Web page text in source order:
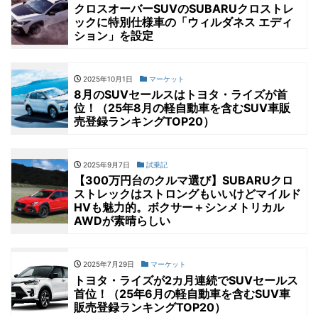
クロスオーバーSUVのSUBARUクロストレ
ックに特別仕様車の「ウィルダネス エディ
ション」を設定
2025年10月1日 マーケット
8月のSUVセールスはトヨタ・ライズが首
位！（25年8月の軽自動車を含むSUV車販
売登録ランキングTOP20）
2025年9月7日 試乗記
【300万円台のクルマ選び】SUBARUクロ
ストレックはストロングもいいけどマイルド
HVも魅力的。ボクサー＋シンメトリカル
AWDが素晴らしい
2025年7月29日 マーケット
トヨタ・ライズが2カ月連続でSUVセールス
首位！（25年6月の軽自動車を含むSUV車
販売登録ランキングTOP20）